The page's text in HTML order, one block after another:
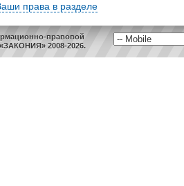
права в разделе
правовой
2008-2026.